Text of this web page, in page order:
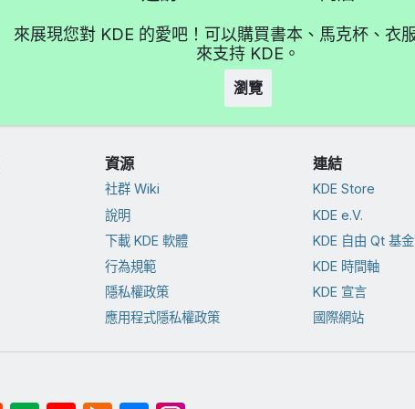
來展現您對 KDE 的愛吧！可以購買書本、馬克杯、衣
來支持 KDE。
瀏覽
資源
社群 Wiki
說明
下載 KDE 軟體
行為規範
隱私權政策
應用程式隱私權政策
連結
KDE Store
KDE e.V.
KDE 自由 Qt 基
KDE 時間軸
KDE 宣言
國際網站